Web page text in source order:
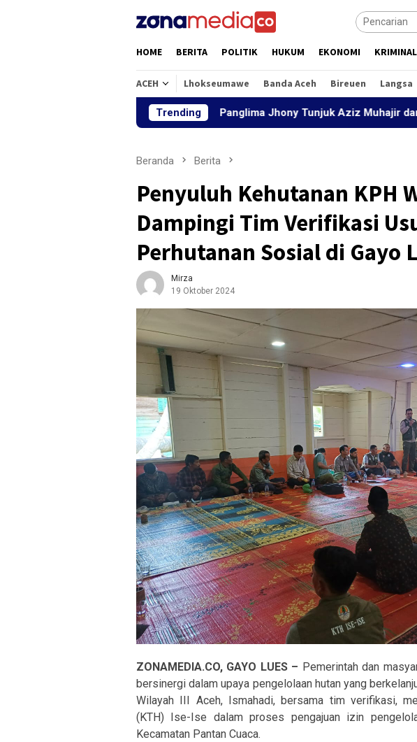
HOME BERITA POLITIK HUKUM EKONOMI KRIMINAL
ACEH Lhokseumawe Banda Aceh Bireuen Langsa
Trending
Panglima Jhony Tunjuk Aziz Muhajir dan Chairul
Beranda Berita
Penyuluh Kehutanan KPH
Dampingi Tim Verifikasi
Perhutanan Sosial di Gayo
Mirza
19 Oktober 2024
ZONAMEDIA.CO, GAYO LUES – Pemerintah dan
bersinergi dalam upaya pengelolaan hutan yang
Wilayah III Aceh, Ismahadi, bersama tim verifikasi,
(KTH) Ise-Ise dalam proses pengajuan izin
Kecamatan Pantan Cuaca.